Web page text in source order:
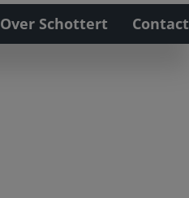
Over Schottert Contact